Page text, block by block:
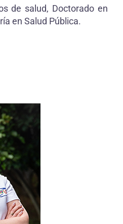
de salud, Doctorado en
en Salud Pública.